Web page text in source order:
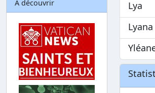
A découvrir
Lya
Lyana